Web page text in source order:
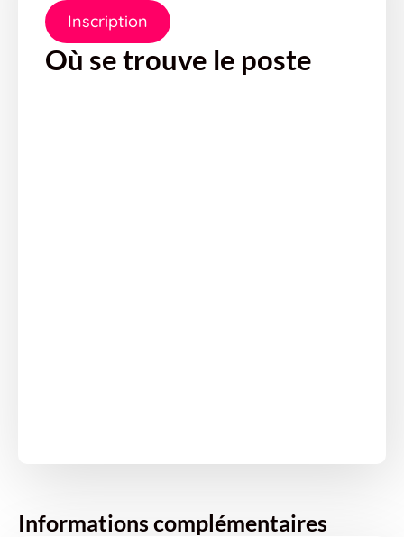
Inscription
Où se trouve le poste
Informations complémentaires